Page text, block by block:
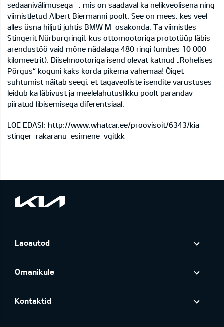
sedaanivälimusega –, mis on saadaval ka nelikveolisena ning
viimistletud Albert Biermanni poolt. See on mees, kes veel
alles üsna hiljuti juhtis BMW M-osakonda. Ta viimistles
Stingerit Nürburgringil, kus ottomootoriga prototüüp läbis
arendustöö vaid mõne nädalaga 480 ringi (umbes 10 000
kilomeetrit). Diiselmootoriga isend olevat katnud „Rohelises
Põrgus“ koguni kaks korda pikema vahemaa! Õiget
suhtumist näitab seegi, et tagaveoliste isendite varustuses
leidub ka läbivust ja meelelahutuslikku poolt parandav
piiratud libisemisega diferentsiaal.
LOE EDASI: http://www.whatcar.ee/proovisoit/6343/kia-
stinger-rakaranu-esimene-vgitkk
Laoautod
Omanikule
Kontaktid